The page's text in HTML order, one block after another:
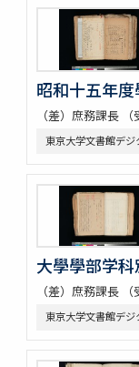
昭和十五年
（差）庶務課長
東京大学文書館デ
大學學部学
（差）庶務課長
東京大学文書館デ